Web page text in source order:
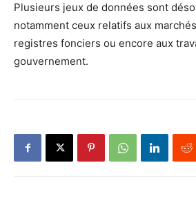
Plusieurs jeux de données sont
notamment ceux relatifs aux
registres fonciers ou encore aux
gouvernement.